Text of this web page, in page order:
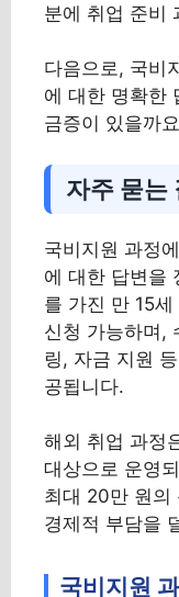
분에 취업 준비
다음으로, 국비
에 대한 명확한
금증이 있을까
자주 묻는
국비지원 과정
에 대한 답변을
를 가진 만 15
신청 가능하며,
링, 자금 지원
공됩니다.
해외 취업 과정
대상으로 운영
최대 20만 원의
경제적 부담을
국비지원